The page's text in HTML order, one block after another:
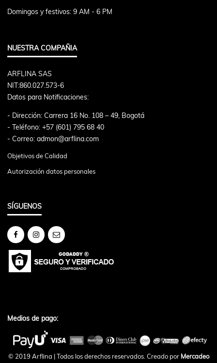
Domingos y festivos: 9 AM - 6 PM
NUESTRA COMPAÑIA
ARFLINA SAS
NIT:860.027.573-6
Datos para Notificaciones:
- Dirección: Carrera 16 No. 108 – 49, Bogotá
- Teléfono: +57 (601) 795 68 40
- Correo: admon@arflina.com
Objetivos de Calidad
Autorización datos personales
SÍGUENOS
Medios de pago:
© 2019 Arflina | Todos los derechos reservados. Creado por Mercadeo